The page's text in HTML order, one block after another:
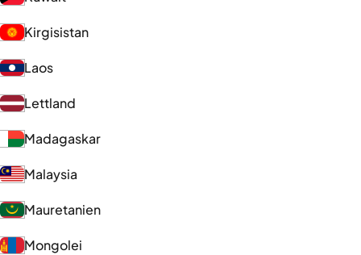
Kirgisistan
Laos
Lettland
Madagaskar
Malaysia
Mauretanien
Mongolei